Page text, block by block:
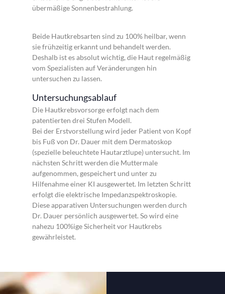
übermäßige Sonnenbestrahlung.
Beide Hautkrebsarten sind zu 100% heilbar, wenn
sie frühzeitig erkannt und behandelt werden.
Deshalb ist es absolut wichtig, die Haut regelmäßig
vom Spezialisten auf Veränderungen hin
untersuchen zu lassen.
Untersuchungsablauf
Die Hautkrebsvorsorge erfolgt nach dem
patentierten drei Stufen Modell.
Bei der Erstvorstellung wird jeder Patient von Kopf
bis Fuß von Dr. Dauer mit dem Dermatoskop
(spezielle beleuchtete Hautarztlupe) untersucht. Im
nächsten Schritt werden die Muttermale
aufgenommen, gespeichert und unter zu
Hilfenahme einer KI ausgewertet. Im letzten Schritt
erfolgt die elektrische Impedanzspektroskopie.
Diese apparativen Untersuchungen werden durch
Dr. Dauer persönlich ausgewertet. So wird eine
nahezu 100%ige Sicherheit vor Hautkrebs
gewährleistet.